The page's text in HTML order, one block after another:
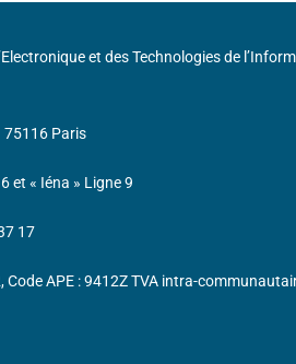
et des Technologies de
75116 Paris
et « Iéna » Ligne 9
17
Code APE : 9412Z TVA intra-